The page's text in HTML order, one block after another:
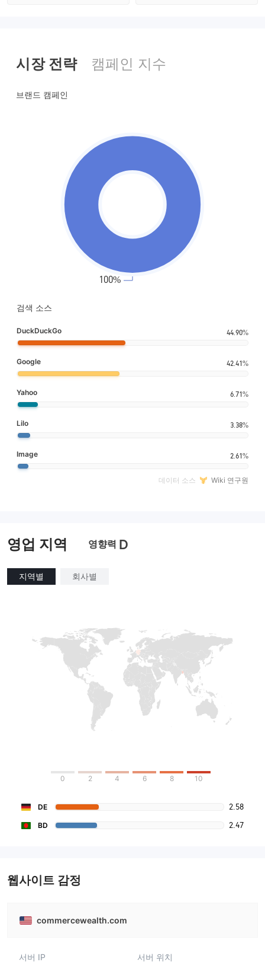
시장 전략 캠페인 지수
검색 소스
DuckDuckGo 44.90%
Google 42.41%
Yahoo 6.71%
Lilo 3.38%
Image 2.61%
데이터 소스 Wiki 연구원
영업 지역 영향력 D
지역별 회사별
0 2 4 6 8 10
DE 2.58
BD 2.47
웹사이트 감정
commercewealth.com
서버 IP 서버 위치